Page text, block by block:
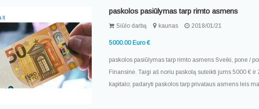
paskolos pasiūlymas tarp rimto asmens
Siūlo darbą kaunas 2018/01/21
5000.00 Euro €
paskolos pasiūlymas tarp rimto asmens Sveiki, pone /
Finansinė. Taigi aš noriu paskolą suteikti jums 5000 €
kapitalo; padaryti paskolos tarp privataus asmens leis